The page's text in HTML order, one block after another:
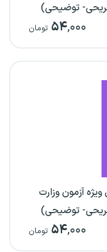
توضیحی)
۵۴,۰۰۰ تومان
آزمون وزارت
توضیحی)
۵۴,۰۰۰ تومان